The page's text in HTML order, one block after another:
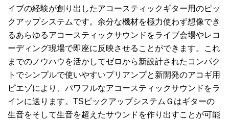
イブの経験が創り出したアコースティックギター用のピッ
クアップシステムです。余分な機材を極力使わず想像でき
るあらゆるアコースティックサウンドをライブ会場やレコ
ーディング現場で即座に反映させることができます。これ
までのノウハウを活かしてゼロから新設計されたコンパク
トでシンプルで使いやすいプリアンプと新開発のアコギ用
ピエゾにより、パワフルなアコースティックサウンドをラ
インに送ります。TSピックアップシステムＧはギターの
生音をそして生音を超えたサウンドを作り出すことが可能